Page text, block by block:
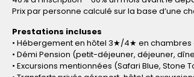
Prix par personne calculé sur la base d’une
Prestations incluses
• Hébergement en hôtel 3★/4★ en chambres
• Démi Pension (petit-déjeuner, déjeuner,
• Excursions mentionnées (Safari Blue, Stone